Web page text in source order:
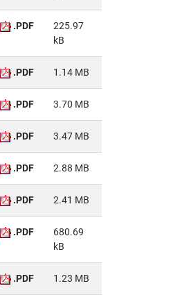
.PDF
225.97
kB
.PDF 1.14 MB
.PDF 3.70 MB
.PDF 3.47 MB
.PDF 2.88 MB
.PDF 2.41 MB
.PDF
680.69
kB
.PDF 1.23 MB